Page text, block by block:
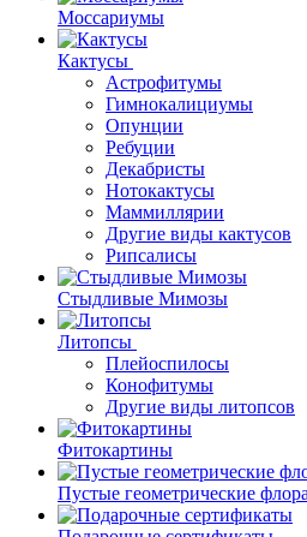
Моссариумы
Кактусы
Астрофитумы
Гимнокалициумы
Опунции
Ребуции
Декабристы
Нотокактусы
Маммиллярии
Другие виды кактусов
Рипсалисы
Стыдливые Мимозы
Литопсы
Плейоспилосы
Конофитумы
Другие виды литопсов
Фитокартины
Пустые геометрические